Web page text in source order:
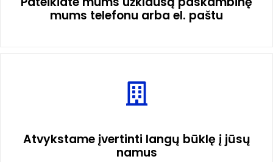
mums telefonu arba el. paštu
Atvykstame įvertinti langų būklę į jūsų
namus